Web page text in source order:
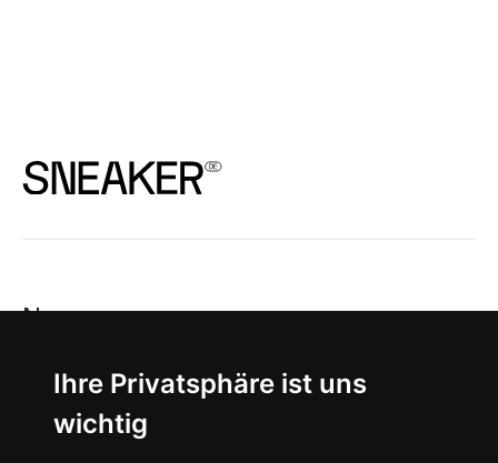
Ihre Privatsphäre ist uns
wichtig
News
About
Instagram